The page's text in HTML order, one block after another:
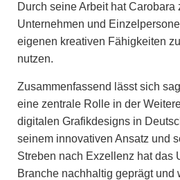
Durch seine Arbeit hat Carobara
Unternehmen und
eigenen kreativen Fähigkeiten
nutzen.
Zusammenfassend lässt sich
eine zentrale Rolle in der
digitalen Grafikdesigns in
seinem innovativen Ansatz und
Streben nach Exzellenz hat das
Branche nachhaltig geprägt und